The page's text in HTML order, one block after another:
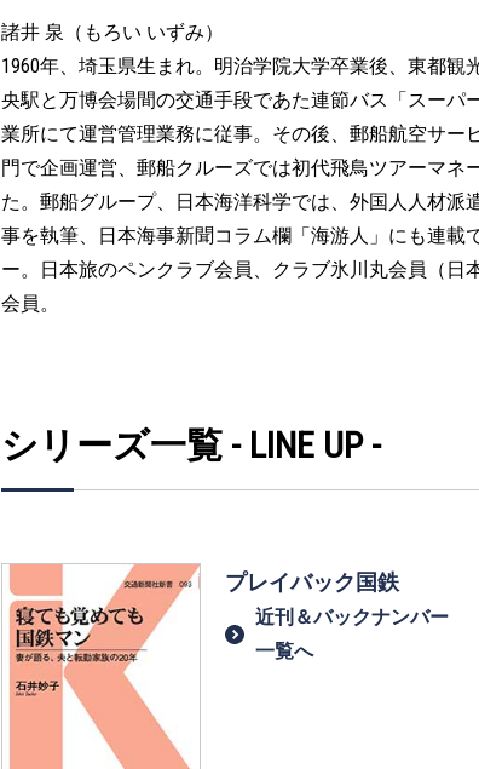
諸井 泉（もろい いずみ）
1960年、埼玉県生まれ。明治学院大学卒業後、東都
央駅と万博会場間の交通手段であた連節バス「スー
業所にて運営管理業務に従事。その後、郵船航空サ
門で企画運営、郵船クルーズでは初代飛鳥ツアーマ
た。郵船グループ、日本海洋科学では、外国人人材
事を執筆、日本海事新聞コラム欄「海游人」にも連
ー。日本旅のペンクラブ会員、クラブ氷川丸会員（
会員。
シリーズ一覧 - LINE UP -
プレイバック国鉄
近刊＆バックナンバー
一覧へ